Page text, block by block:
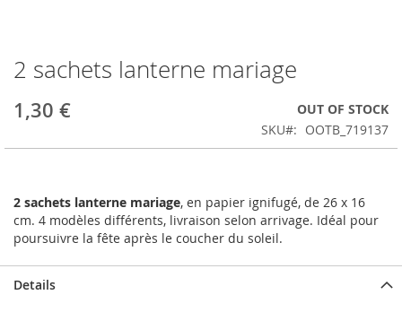
Skip
to
the
beginning
2 sachets lanterne mariage
1,30 €
OUT OF STOCK
SKU
OOTB_719137
2 sachets lanterne mariage, en papier ignifugé, de 26 x 16
cm. 4 modèles différents, livraison selon arrivage. Idéal pour
poursuivre la fête après le coucher du soleil.
Details